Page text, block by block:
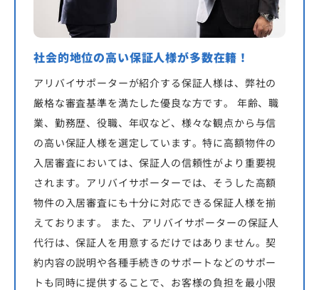
社会的地位の高い保証人様が多数在籍！
アリバイサポーターが紹介する保証人様は、弊社の
厳格な審査基準を満たした優良な方です。 年齢、職
業、勤務歴、役職、年収など、様々な観点から与信
の高い保証人様を選定しています。特に高額物件の
入居審査においては、保証人の信頼性がより重要視
されます。アリバイサポーターでは、そうした高額
物件の入居審査にも十分に対応できる保証人様を揃
えております。 また、アリバイサポーターの保証人
代行は、保証人を用意するだけではありません。契
約内容の説明や各種手続きのサポートなどのサポー
トも同時に提供することで、お客様の負担を最小限